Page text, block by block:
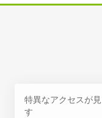
特異なアクセスが
す